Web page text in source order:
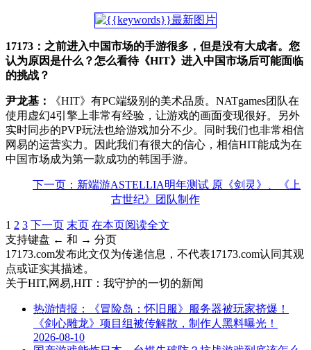
17173：之前进入中国市场的手游很多，但是没有大成者。您
认为原因是什么？怎么看待《HIT》进入中国市场后可能面临
的挑战？
尹龙基：
《HIT》有PC端级别的美术品质。NATgames团队在
使用虚幻4引擎上非常有经验，让游戏的画面变现很好。另外
实时同步的PVP玩法也给游戏加分不少。同时我们也非常相信
网易的运营实力。因此我们有很大的信心，相信HIT能成为在
中国市场成为第一款成功的韩国手游。
下一页：新端游ASTELLIA明年测试 原《剑灵》、《上
古世纪》团队制作
1 2 3 下一页 末页 在本页阅读全文
支持键盘 ← 和 → 分页
17173.com发布此文仅为传递信息，不代表17173.com认同其观
点或证实其描述。
关于HIT,网易,HIT：我守护的一切的新闻
热游情报：《冒险岛：怀旧服》服务器被玩家挤爆！
《剑心雕龙》项目组被传解散，制作人黑料曝光！
2026-08-10